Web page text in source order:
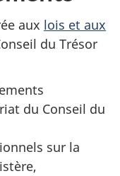
aux lois et aux
du Trésor
du Conseil du
sur la